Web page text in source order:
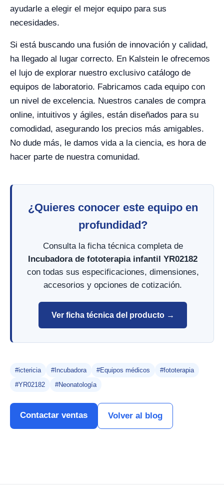
ayudarle a elegir el mejor equipo para sus
necesidades.
Si está buscando una fusión de innovación y calidad,
ha llegado al lugar correcto. En Kalstein le ofrecemos
el lujo de explorar nuestro exclusivo catálogo de
equipos de laboratorio. Fabricamos cada equipo con
un nivel de excelencia. Nuestros canales de compra
online, intuitivos y ágiles, están diseñados para su
comodidad, asegurando los precios más amigables.
No dude más, le damos vida a la ciencia, es hora de
hacer parte de nuestra comunidad.
¿Quieres conocer este equipo en
profundidad?
Consulta la ficha técnica completa de
Incubadora de fototerapia infantil YR02182
con todas sus especificaciones, dimensiones,
accesorios y opciones de cotización.
Ver ficha técnica del producto →
#ictericia #Incubadora #Equipos médicos
#fototerapia
#YR02182
#Neonatología
Contactar ventas Volver al blog